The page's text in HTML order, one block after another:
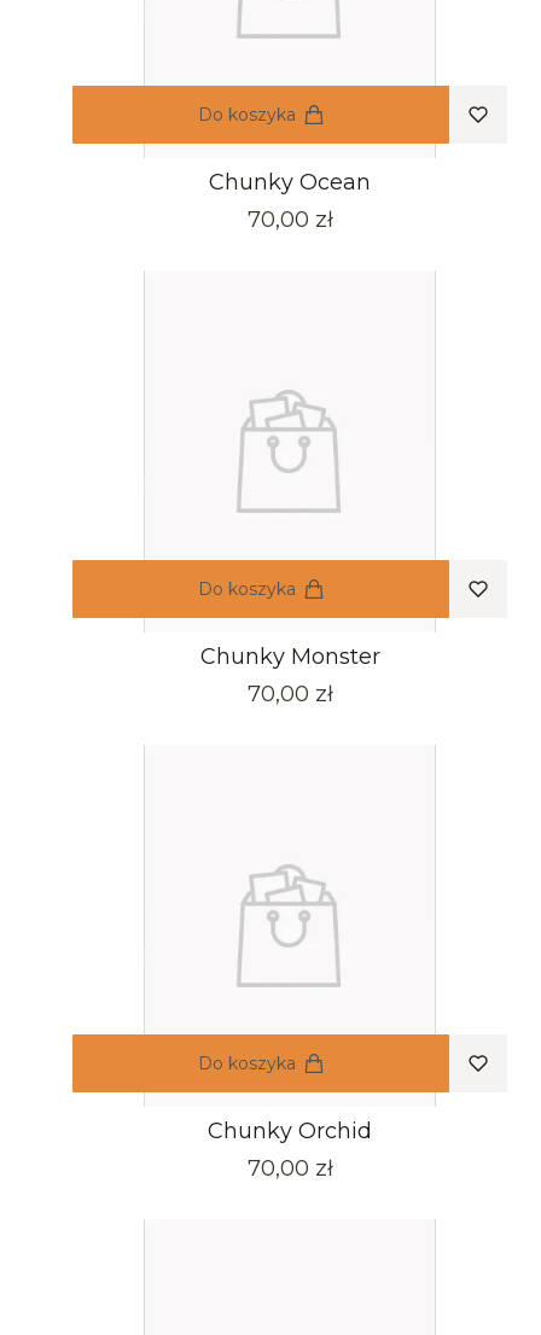
Do koszyka
Chunky Ocean
Cena
70,00 zł
Do koszyka
Chunky Monster
Cena
70,00 zł
Do koszyka
Chunky Orchid
Cena
70,00 zł